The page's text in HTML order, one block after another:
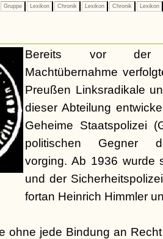
Gruppe Lexikon Chronik Lexikon Chronik Lexikon
Bereits vor der
Machtübernahme
Preußen Linksradikale
dieser Abteilung
Geheime Staatspolizei
politischen Gegner
vorging. Ab 1936 wurde
und der
fortan Heinrich Himmler
ohne jede Bindung an